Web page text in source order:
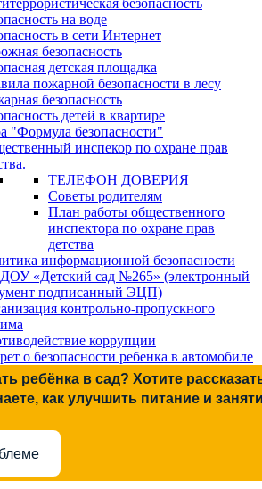
безопасность
на воде
в сети Интернет
безопасность
детская площадка
пожарной безопасности в лесу
безопасность
детей в квартире
"Формула безопасности"
инспекор по охране прав
ТЕЛЕФОН ДОВЕРИЯ
Советы родителям
План работы общественного
инспектора по охране прав
детства
информационной безопасности
«Детский сад №265» (электронный
подписанный ЭЦП)
контрольно-пропускного
коррупции
о безопасности ребенка в автомобиле
ребёнка в сад? Хотите
как улучшить питание и